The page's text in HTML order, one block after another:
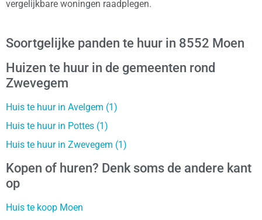
vergelijkbare woningen raadplegen.
Soortgelijke panden te huur in 8552 Moen
Huizen te huur in de gemeenten rond
Zwevegem
Huis te huur in Avelgem (1)
Huis te huur in Pottes (1)
Huis te huur in Zwevegem (1)
Kopen of huren? Denk soms de andere kant
op
Huis te koop Moen